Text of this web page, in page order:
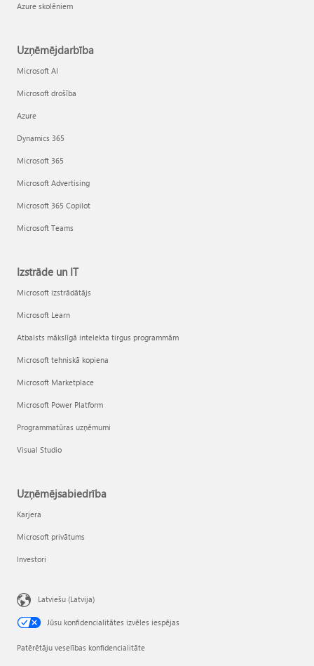
Azure skolēniem
Uzņēmējdarbība
Microsoft AI
Microsoft drošība
Azure
Dynamics 365
Microsoft 365
Microsoft Advertising
Microsoft 365 Copilot
Microsoft Teams
Izstrāde un IT
Microsoft izstrādātājs
Microsoft Learn
Atbalsts mākslīgā intelekta tirgus programmām
Microsoft tehniskā kopiena
Microsoft Marketplace
Microsoft Power Platform
Programmatūras uzņēmumi
Visual Studio
Uzņēmējsabiedrība
Karjera
Microsoft privātums
Investori
Latviešu (Latvija)
Jūsu konfidencialitātes izvēles iespējas
Patērētāju veselības konfidencialitāte